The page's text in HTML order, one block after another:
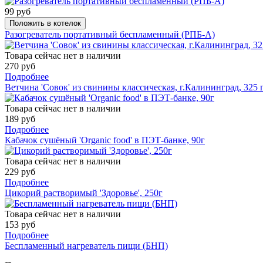
99 руб
Положить в котелок
Разогреватель портативный беспламенный (РПБ-А)
Товара сейчас нет в наличии
270 руб
Подробнее
Ветчина 'Совок' из свинины классическая, г.Калининград, 325
Товара сейчас нет в наличии
189 руб
Подробнее
Кабачок сушёный 'Organic food' в ПЭТ-банке, 90г
Товара сейчас нет в наличии
229 руб
Подробнее
Цикорий растворимый 'Здоровье', 250г
Товара сейчас нет в наличии
153 руб
Подробнее
Беспламенный нагреватель пищи (БНП)